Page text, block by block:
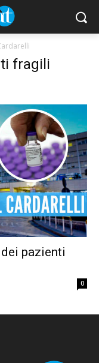
fragili
pazienti
0